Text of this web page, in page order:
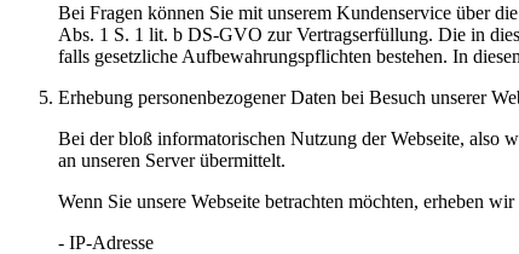
Bei Fragen können Sie mit unserem Kundenservice über
Abs. 1 S. 1 lit. b DS-GVO zur Vertragserfüllung. Die in
falls gesetzliche Aufbewahrungspflichten bestehen. In
Erhebung personenbezogener Daten bei Besuch unserer
Bei der bloß informatorischen Nutzung der Webseite, also
an unseren Server übermittelt.
Wenn Sie unsere Webseite betrachten möchten, erheben
- IP-Adresse